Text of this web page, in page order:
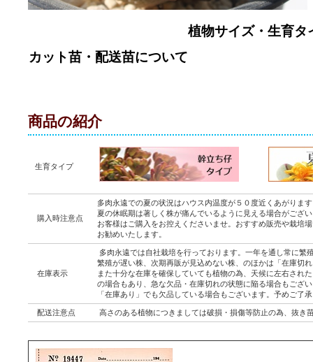
植物サイズ・生育タイプ
カット苗・配送苗について
商品の紹介
生育タイプ
購入時注意点
多肉永遠での夏の状況はハウス内温度が５０度近くあがりま
夏の休眠期は著しく株が痛んでいるように見える場合がござ
お客様はご購入をお控えくださいませ。おすすめ販売や栽培
お勧めいたします。
在庫表示
多肉永遠では自社栽培を行っております。一年を通し常に繁
繁殖が遅い株、次期再販が見込めない株、のほかは「在庫切
また十分な在庫を確保していても植物の為、天候に左右され
の場合もあり、急な欠品・在庫切れの状態に陥る場合もござ
「在庫あり」でも欠品している場合もございます。予めご了
配送注意点 高さのある植物につきましては破損・損傷等防止の為、抜き